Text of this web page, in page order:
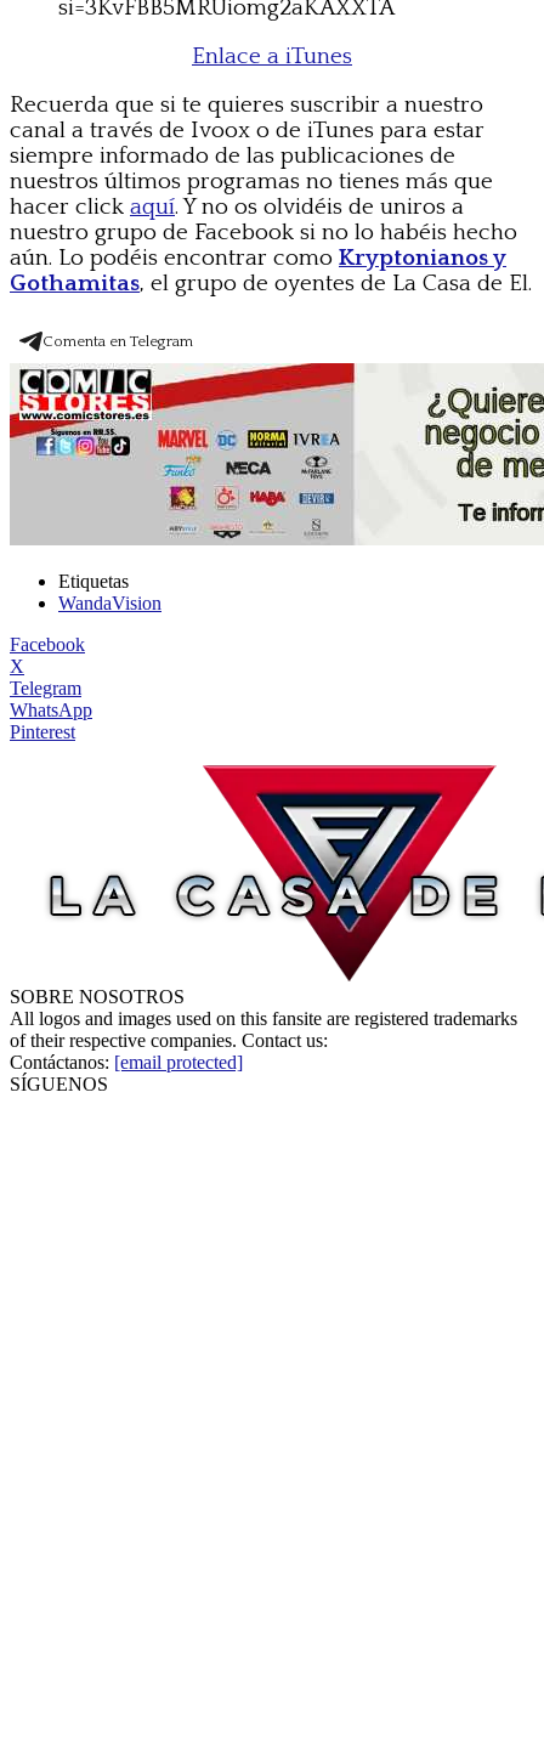
si=3KvFBB5MRUiomg2aKAXXTA
Enlace a iTunes
Recuerda que si te quieres suscribir a nuestro
canal a través de Ivoox o de iTunes para estar
siempre informado de las publicaciones de
nuestros últimos programas no tienes más que
hacer click aquí. Y no os olvidéis de uniros a
nuestro grupo de Facebook si no lo habéis hecho
aún. Lo podéis encontrar como Kryptonianos y
Gothamitas, el grupo de oyentes de La Casa de El.
Comenta en Telegram
Etiquetas
WandaVision
Facebook
X
Telegram
WhatsApp
Pinterest
SOBRE NOSOTROS
All logos and images used on this fansite are registered trademarks
of their respective companies. Contact us:
Contáctanos: [email protected]
SÍGUENOS